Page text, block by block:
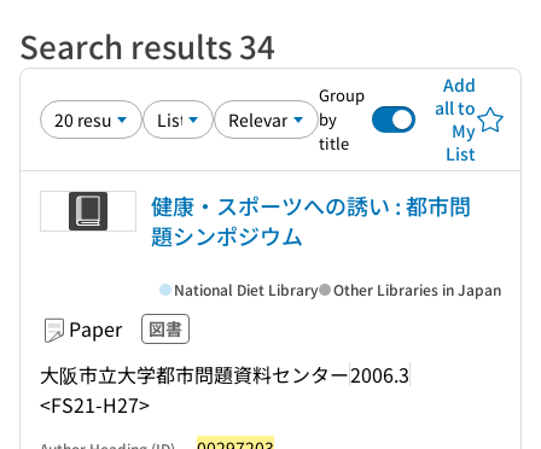
Search results 34
Group
by
title
Add
all to
My
List
健康・スポーツへの誘い : 都市問
題シンポジウム
Paper 図書
大阪市立大学都市問題資料センター2006.3
<FS21-H27>
National Diet Library Other Libraries in Japan